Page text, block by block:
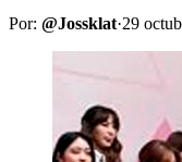
Por: @Jossklat·29